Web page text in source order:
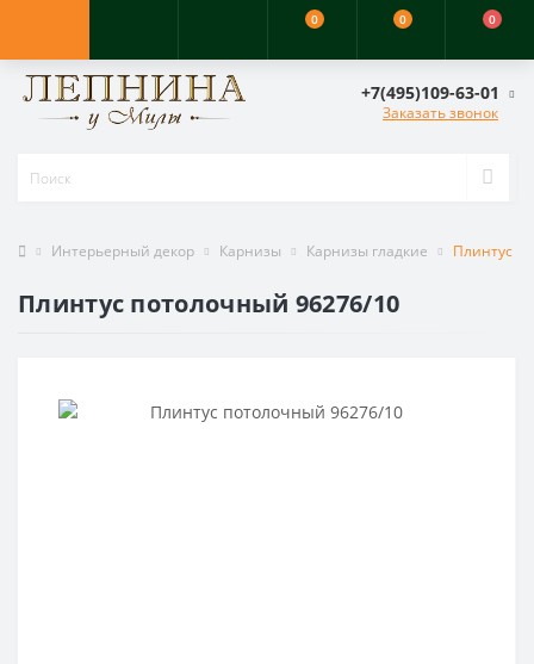
0 0 0
+7(495)109-63-01
Заказать звонок
Интерьерный декор Карнизы Карнизы гладкие Плинтус
Плинтус потолочный 96276/10